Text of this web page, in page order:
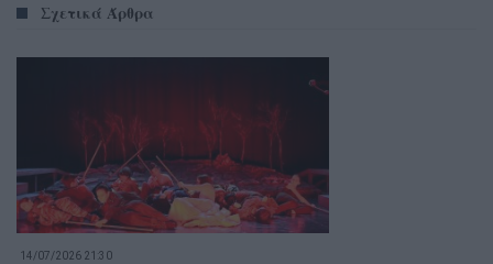
Σχετικά Άρθρα
14/07/2026 21:30